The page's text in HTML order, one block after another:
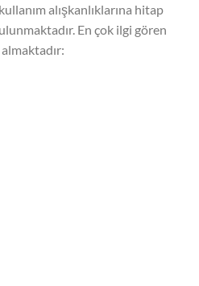
alışkanlıklarına hitap
En çok ilgi gören